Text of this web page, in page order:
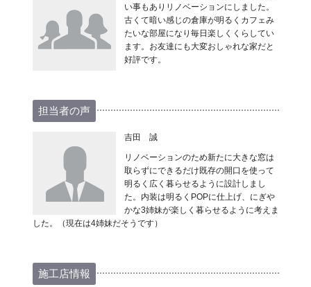
い事もありリノベーションにしました。
古くて暗い感じの倉庫が明るくカフェみ
たいな部屋になり毎日楽しくくらしてい
ます。お友達にも大変おしゃれな家だと
好評です。
担当者の声
吉田 誠
リノベーションのため新たに大きな窓は
取らずにできるだけ既存の開口を使って
明るく広く暮らせるように設計しまし
た。内装は明るくPOPに仕上げ、にぎや
かな3姉妹が楽しく暮らせるように考えま
した。（現在は4姉妹だそうです）
施工店情報